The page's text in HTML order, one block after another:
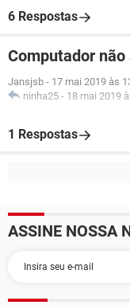
6 Respostas
Computador
Jansjsb - 17 mai 2019 às
ninha25 - 18 mai 2019
1 Respostas
ASSINE NOSSA